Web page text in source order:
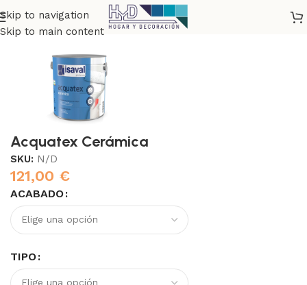
Skip to navigation
Skip to main content
Inicio Esmaltes e Imprimaciones Esmaltes
Acquatex Cerámica
SKU: N/D
121,00 €
ACABADO
TIPO